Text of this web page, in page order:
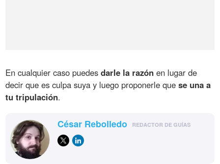
En cualquier caso puedesdarle la razón en lugar de
decir que es culpa suya y luego proponerle quese una a
tu tripulación.
César Rebolledo REDACTOR DE GUÍAS